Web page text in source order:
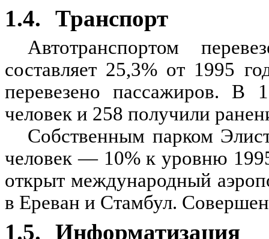
1.4. Транспорт
Автотранспортом
составляет 25,3% от 1995
перевезено пассажиров.
человек и 258 получили
Собственным парком
человек — 10% к уровню
открыт международный
в Ереван и Стамбул.
1.5. Информатизация